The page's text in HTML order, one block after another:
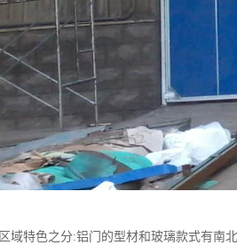
区域特色之分:铝门的型材和玻璃款式有南